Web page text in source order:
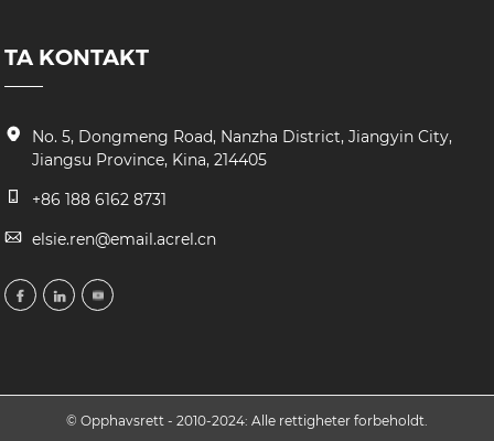
TA KONTAKT
No. 5, Dongmeng Road, Nanzha District, Jiangyin City,
Jiangsu Province, Kina, 214405
+86 188 6162 8731
elsie.ren@email.acrel.cn
© Opphavsrett - 2010-2024: Alle rettigheter forbeholdt.